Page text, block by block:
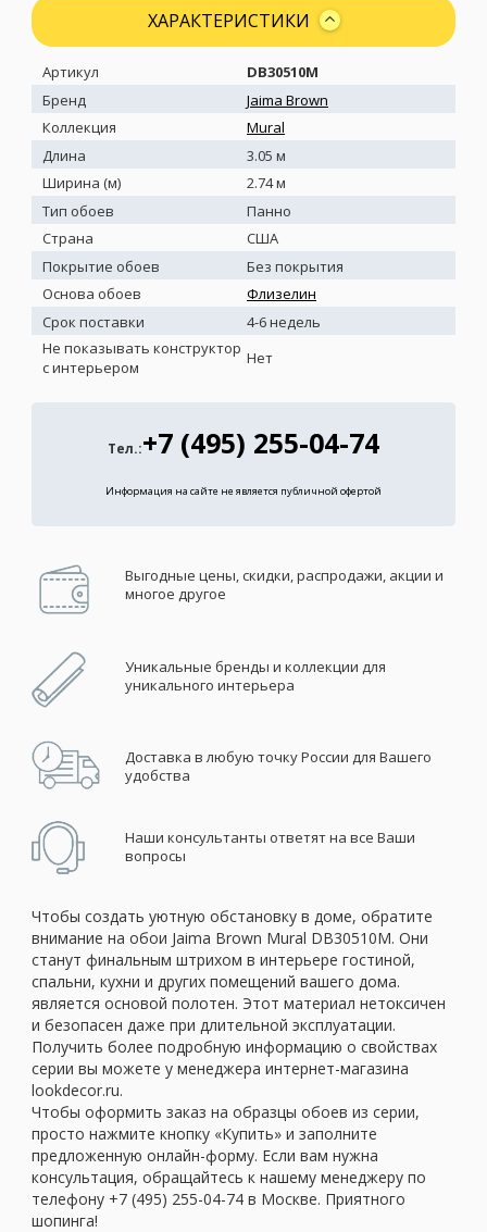
ХАРАКТЕРИСТИКИ
Артикул
DB30510M
Бренд
Jaima Brown
Коллекция
Mural
Длина
3.05 м
Ширина (м)
2.74 м
Тип обоев
Панно
Страна
США
Покрытие обоев
Без покрытия
Основа обоев
Флизелин
Срок поставки
4-6 недель
Не показывать конструктор
с интерьером
Нет
Тел.:+7 (495) 255-04-74
Информация на сайте не является публичной офертой
Выгодные цены, скидки, распродажи, акции и
многое другое
Уникальные бренды и коллекции для
уникального интерьера
Доставка в любую точку России для Вашего
удобства
Наши консультанты ответят на все Ваши
вопросы
Чтобы создать уютную обстановку в доме, обратите
внимание на обои Jaima Brown Mural DB30510M. Они
станут финальным штрихом в интерьере гостиной,
спальни, кухни и других помещений вашего дома.
является основой полотен. Этот материал нетоксичен
и безопасен даже при длительной эксплуатации.
Получить более подробную информацию о свойствах
серии вы можете у менеджера интернет-магазина
lookdecor.ru.
Чтобы оформить заказ на образцы обоев из серии,
просто нажмите кнопку «Купить» и заполните
предложенную онлайн-форму. Если вам нужна
консультация, обращайтесь к нашему менеджеру по
телефону +7 (495) 255-04-74 в Москве. Приятного
шопинга!